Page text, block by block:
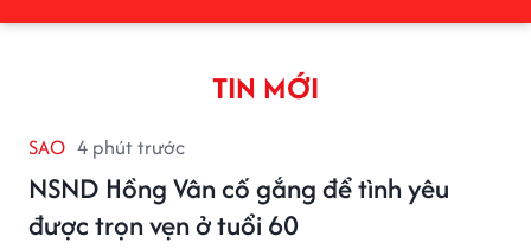
TIN MỚI
SAO 4 phút trước
NSND Hồng Vân cố gắng để tình yêu
được trọn vẹn ở tuổi 60